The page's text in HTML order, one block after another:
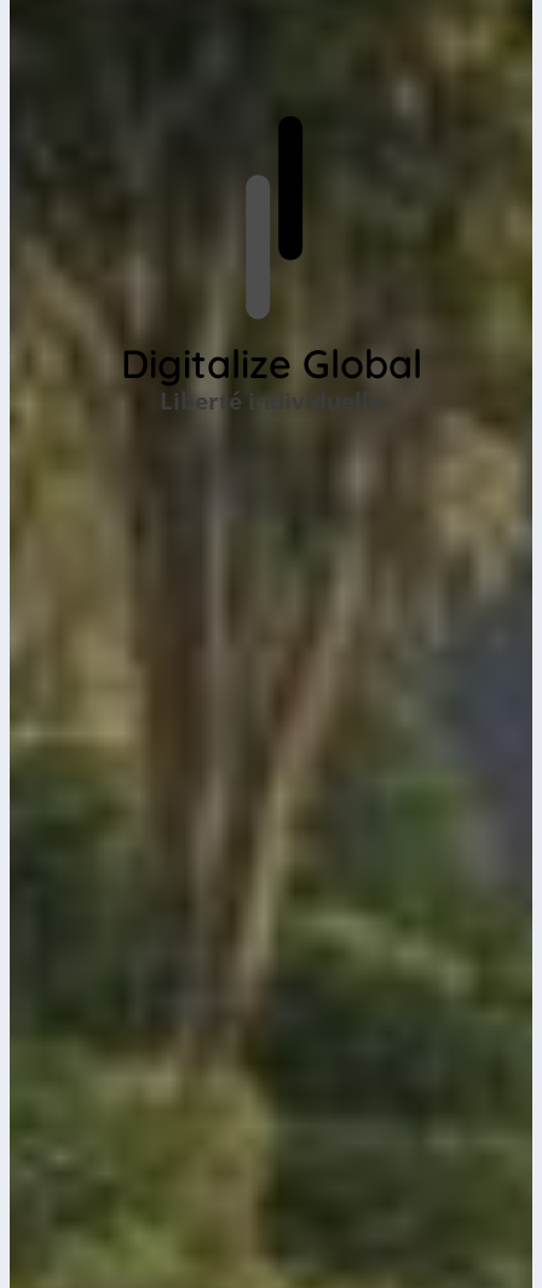
Digitalize Global
Liberté individuelle